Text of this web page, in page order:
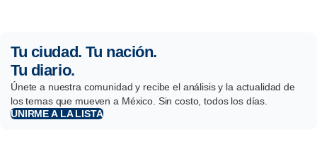
Tu ciudad. Tu nación.
Tu diario.
Únete a nuestra comunidad y recibe el análisis y la actualidad de
los temas que mueven a México. Sin costo, todos los días.
UNIRME A LA LISTA